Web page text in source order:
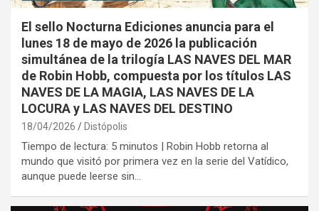
El sello Nocturna Ediciones anuncia para el
lunes 18 de mayo de 2026 la publicación
simultánea de la trilogía LAS NAVES DEL MAR
de Robin Hobb, compuesta por los títulos LAS
NAVES DE LA MAGIA, LAS NAVES DE LA
LOCURA y LAS NAVES DEL DESTINO
18/04/2026 Distópolis
Tiempo de lectura: 5 minutos | Robin Hobb retorna al
mundo que visitó por primera vez en la serie del Vatídico,
aunque puede leerse sin…